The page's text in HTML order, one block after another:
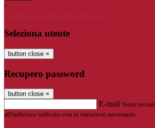
-
Entra con SPID
Entra con CIE
Seleziona utente
button close ×
Recupero password
button close ×
E-mail Verrà
all'indirizzo indicato con le istruzioni necessarie.